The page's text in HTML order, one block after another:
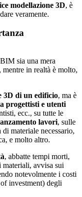
modellazione 3D, è
veramente.
sia una mera
in realtà è molto,
3D di un edificio, ma è
progettisti e utenti
ecc., su tutte le
lavori, sulle
materiale necessario,
e molto altro.
, abbatte tempi morti,
avvisa sui
notevolmente i costi
investment) degli